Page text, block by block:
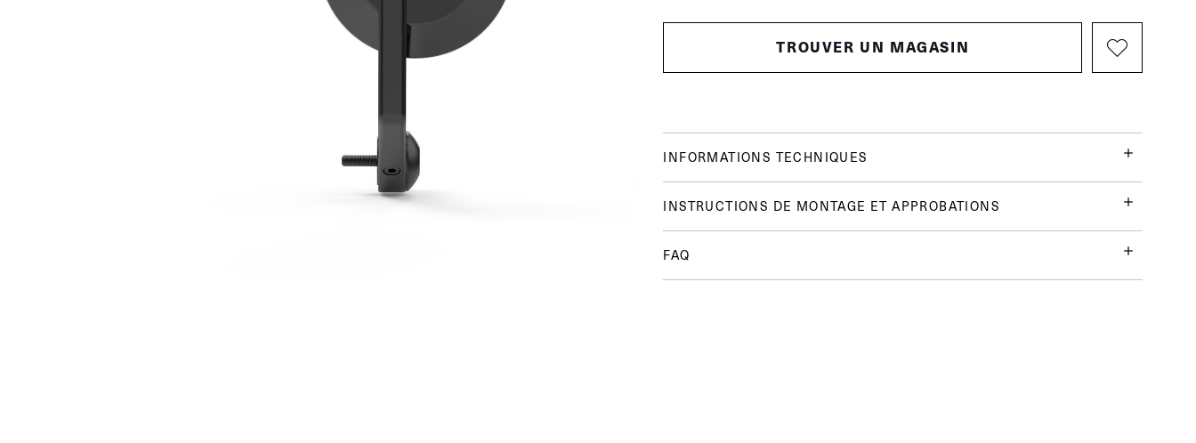
TROUVER UN MAGASIN
INFORMATIONS TECHNIQUES
INSTRUCTIONS DE MONTAGE ET APPROBATIONS
FAQ